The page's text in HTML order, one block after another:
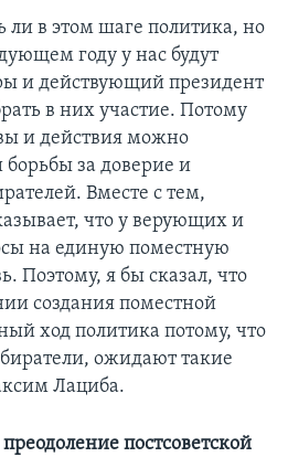
ли в этом шаге политика, но
году у нас будут
и действующий президент
в них участие. Потому
и действия можно
за доверие и
Вместе с тем,
что у верующих и
на единую поместную
Поэтому, я бы сказал, что
создания поместной
ход политика потому, что
ожидают такие
Лациба.
постсоветской